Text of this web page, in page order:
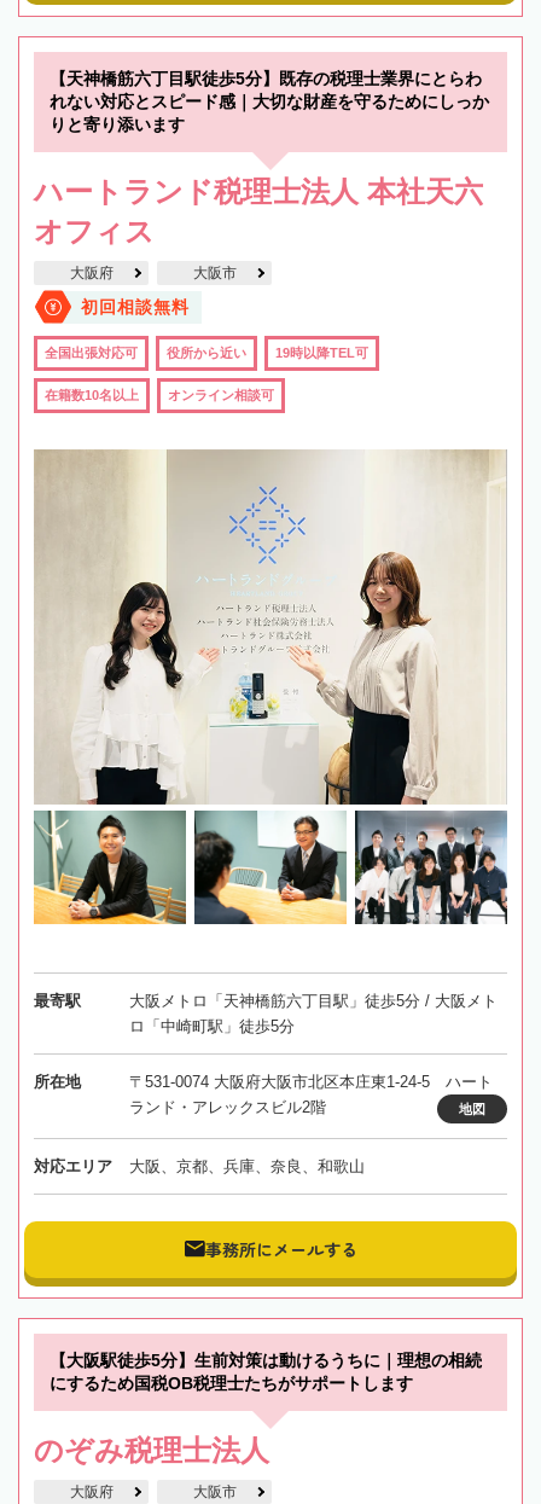
【天神橋筋六丁目駅徒歩5分】既存の税理士業界にとらわ
れない対応とスピード感｜大切な財産を守るためにしっか
りと寄り添います
ハートランド税理士法人 本社天六
オフィス
大阪府 大阪市
初回相談無料
全国出張対応可 役所から近い 19時以降TEL可
在籍数10名以上 オンライン相談可
最寄駅
大阪メトロ「天神橋筋六丁目駅」徒歩5分 / 大阪メト
ロ「中崎町駅」徒歩5分
所在地
〒531-0074 大阪府大阪市北区本庄東1-24-5 ハート
ランド・アレックスビル2階
地図
対応エリア 大阪、京都、兵庫、奈良、和歌山
事務所にメールする
【大阪駅徒歩5分】生前対策は動けるうちに｜理想の相続
にするため国税OB税理士たちがサポートします
のぞみ税理士法人
大阪府 大阪市